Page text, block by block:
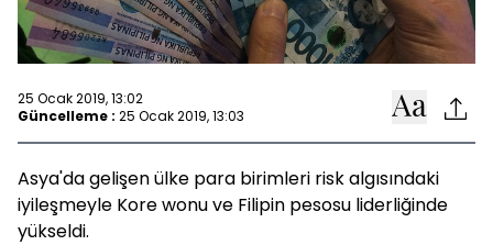
25 Ocak 2019, 13:02
Güncelleme : 25 Ocak 2019, 13:03
Asya'da gelişen ülke para birimleri risk algısındaki
iyileşmeyle Kore wonu ve Filipin pesosu liderliğinde
yükseldi.